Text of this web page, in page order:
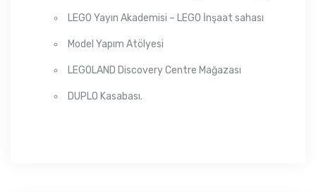
LEGO Yayın Akademisi – LEGO İnşaat sahası
Model Yapım Atölyesi
LEGOLAND Discovery Centre Mağazası
DUPLO Kasabası.